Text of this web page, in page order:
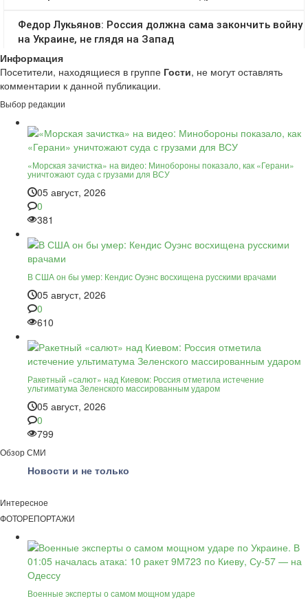
Информация
Посетители, находящиеся в группе Гости, не могут оставлять
комментарии к данной публикации.
Выбор редакции
«Морская зачистка» на видео: Минобороны показало, как «Герани»
уничтожают суда с грузами для ВСУ
05 август, 2026
0
381
В США он бы умер: Кендис Оуэнс восхищена русскими врачами
05 август, 2026
0
610
Ракетный «салют» над Киевом: Россия отметила истечение
ультиматума Зеленского массированным ударом
05 август, 2026
0
799
Обзор СМИ
Новости и не только
Интересное
ФОТОРЕПОРТАЖИ
Военные эксперты о самом мощном ударе